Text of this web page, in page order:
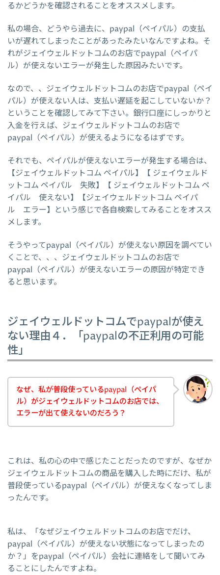
るかどうかを確認されることをオススメします。
私の場合、どうやら過去に、paypal（ペイパル）の支払
いが遅れてしまったことがあったみたいなんですよね。そ
れがジェイウェルドットコムのお店でpaypal（ペイパ
ル）が使えないエラーが発生した原因みたいです。
なので、、ジェイウェルドットコムのお店でpaypal（ペイ
パル）が使えない人は、支払い遅延を起こしていないか？
ということを確認してみて下さい。銀行口座にしっかりと
入金を行えば、ジェイウェルドットコムのお店で
paypal（ペイパル）が使えるようになるはずです。
それでも、ペイパルが使えないエラーが発生する場合は、
【ジェイウェルドットコム ペイパル】【 ジェイウェルド
ットコム ペイパル 失敗】【 ジェイウェルドットコム ペ
イパル 使えない】【ジェイウェルドットコム ペイパ
ル エラー】という感じで各自検索してみることをオスス
メします。
そうやってpaypal（ペイパル）が使えない原因を調べてい
くことで、、、ジェイウェルドットコムのお店で
paypal（ペイパル）が使えないエラーの原因が特定でき
ると思います。
ジェイウェルドットコムでpaypalが使え
ない理由４．「paypalの不正利用の可能
性」
なぜ、私が普段使っているpaypal（ペイパ
ル）がジェイウェルドットコムのお店では、
エラーが出て使えないのだろう？
これは、私の心の中で感じたことだったのですが、なぜか
ジェイウェルドットコムの商品を購入した時にだけ、私が
普段使っているpaypal（ペイパル）が使えなくなってしま
ったんです。
私は、「なぜジェイウェルドットコムのお店でだけ、
paypal（ペイパル）が使えない状態になってしまったの
か？」をpaypal（ペイパル）会社に連絡をして聞いてみ
ることにしたんですよね。